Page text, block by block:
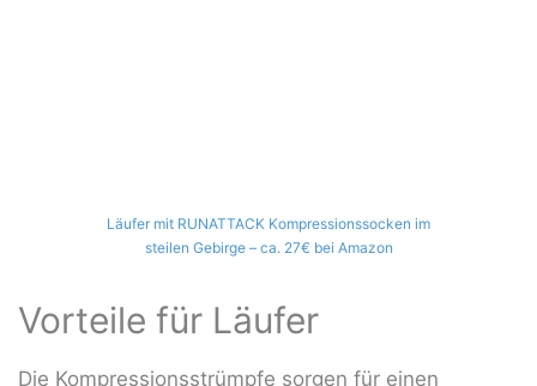
Läufer mit RUNATTACK Kompressionssocken im
steilen Gebirge – ca. 27€ bei Amazon
Vorteile für Läufer
Die Kompressionsstrümpfe sorgen für einen